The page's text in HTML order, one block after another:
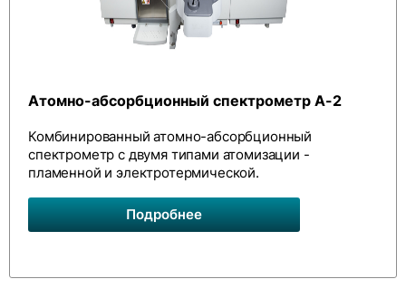
Атомно-абсорбционный спектрометр А-2
Комбинированный атомно-абсорбционный
спектрометр с двумя типами атомизации -
пламенной и электротермической.
Подробнее